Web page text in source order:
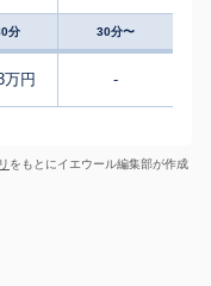
分 30分〜
万円 -
をもとにイエウール編集部が作成